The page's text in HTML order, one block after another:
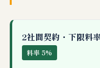
2社間契約・下限料
料率 5%